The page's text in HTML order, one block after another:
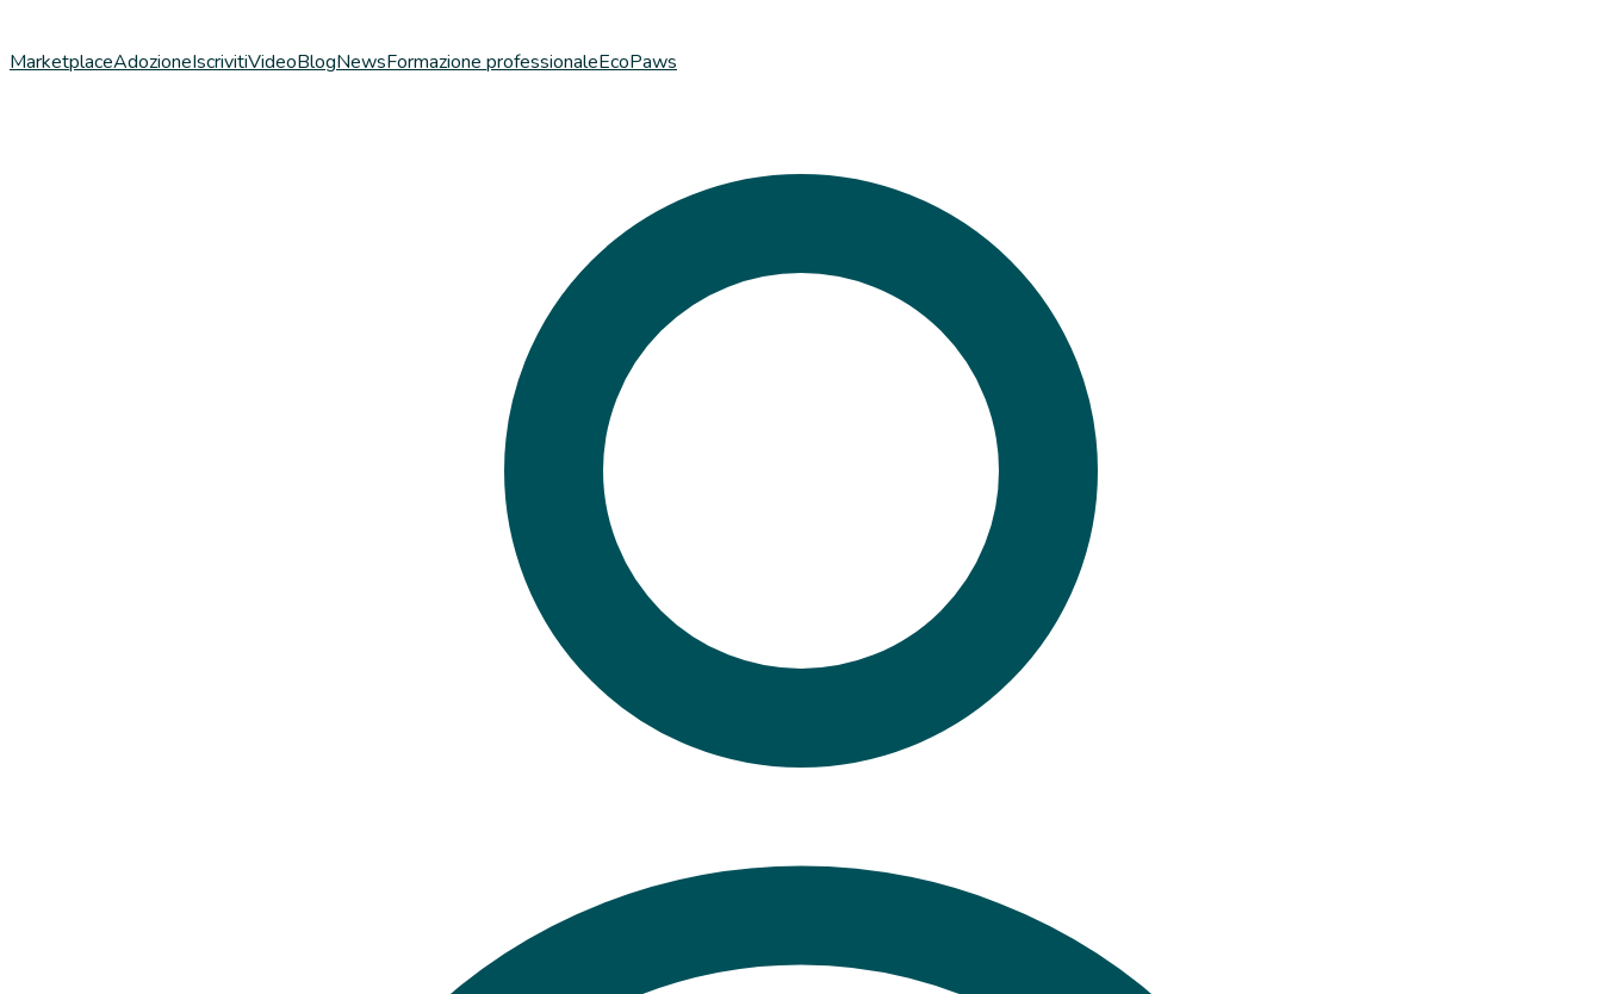
MarketplaceAdozioneIscrivitiVideoBlogNewsFormazione professionaleEcoPaws